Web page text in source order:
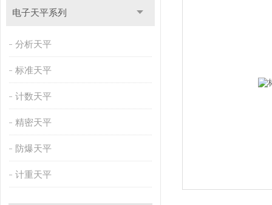
电子天平系列
分析天平
标准天平
计数天平
精密天平
防爆天平
计重天平